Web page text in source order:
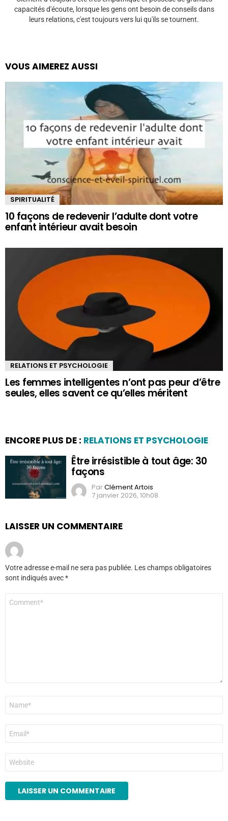
capacités d'écoute, lorsque les gens ont besoin de conseils dans
leurs relations, c'est toujours vers lui qu'ils se tournent.
VOUS AIMEREZ AUSSI
SPIRITUALITÉ
10 façons de redevenir l’adulte dont votre
enfant intérieur avait besoin
RELATIONS ET PSYCHOLOGIE
Les femmes intelligentes n’ont pas peur d’être
seules, elles savent ce qu’elles méritent
ENCORE PLUS DE : RELATIONS ET PSYCHOLOGIE
Être irrésistible à tout âge: 30
façons
ParClément Artois
7 janvier 2026, 10h08
LAISSER UN COMMENTAIRE
Votre adresse e-mail ne sera pas publiée. Les champs obligatoires
sont indiqués avec*
Commentaire
Nom
E-
mail
*
Site
web